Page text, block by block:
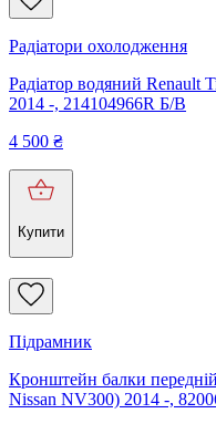
Радіатори охолодження
Радіатор водяний Renault
2014 -, 214104966R Б/В
4 500 ₴
Купити
Підрамник
Кронштейн балки
Nissan NV300) 2014 -,